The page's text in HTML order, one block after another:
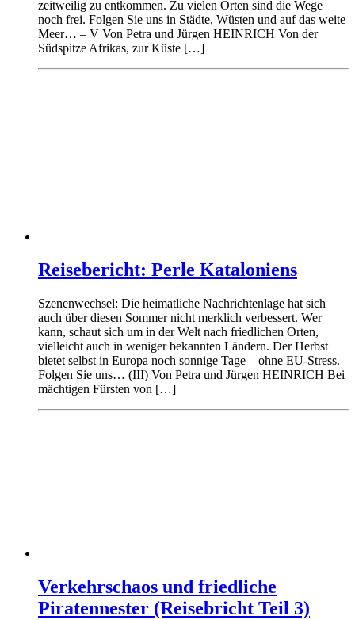
zeitweilig zu entkommen. Zu vielen Orten sind die Wege
noch frei. Folgen Sie uns in Städte, Wüsten und auf das weite
Meer… – V Von Petra und Jürgen HEINRICH Von der
Südspitze Afrikas, zur Küste […]
Reisebericht: Perle Kataloniens
Szenenwechsel: Die heimatliche Nachrichtenlage hat sich
auch über diesen Sommer nicht merklich verbessert. Wer
kann, schaut sich um in der Welt nach friedlichen Orten,
vielleicht auch in weniger bekannten Ländern. Der Herbst
bietet selbst in Europa noch sonnige Tage – ohne EU-Stress.
Folgen Sie uns… (III) Von Petra und Jürgen HEINRICH Bei
mächtigen Fürsten von […]
Verkehrschaos und friedliche
Piratennester (Reisebricht Teil 3)